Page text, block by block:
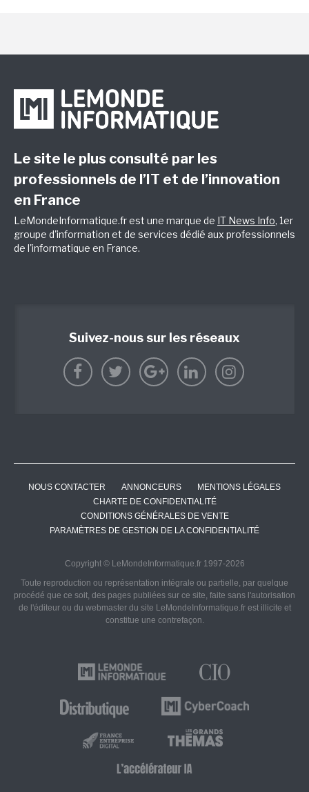
Le site le plus consulté par les
professionnels de l’IT et de l’innovation
en France
LeMondeInformatique.fr est une marque de IT News Info, 1er
groupe d'information et de services dédié aux professionnels
de l'informatique en France.
Suivez-nous sur les réseaux
NOUS CONTACTER ANNONCEURS
MENTIONS LÉGALES
CHARTE DE CONFIDENTIALITÉ
CONDITIONS GÉNÉRALES DE VENTE
PARAMÈTRES DE GESTION DE LA CONFIDENTIALITÉ
Copyright © LeMondeInformatique.fr 1997-2026
Toute reproduction ou représentation intégrale ou partielle, par quelque
procédé que ce soit, des pages publiées sur ce site, faite sans l'autorisation
de l'éditeur ou du webmaster du site LeMondeInformatique.fr est illicite et
constitue une contrefaçon.